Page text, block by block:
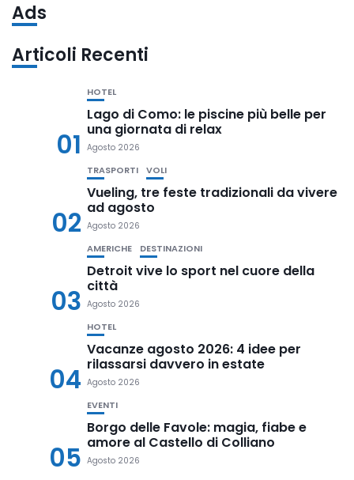
Ads
Articoli Recenti
01
HOTEL
Lago di Como: le piscine più belle per
una giornata di relax
Agosto 2026
02
TRASPORTI VOLI
Vueling, tre feste tradizionali da vivere
ad agosto
Agosto 2026
03
AMERICHE DESTINAZIONI
Detroit vive lo sport nel cuore della
città
Agosto 2026
04
HOTEL
Vacanze agosto 2026: 4 idee per
rilassarsi davvero in estate
Agosto 2026
05
EVENTI
Borgo delle Favole: magia, fiabe e
amore al Castello di Colliano
Agosto 2026